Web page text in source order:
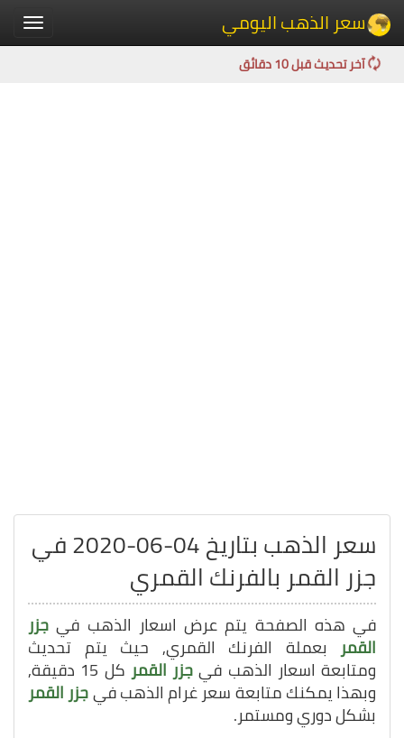
Toggle سعر الذهب اليومي
آخر تحديث قبل 10 دقائق
سعر الذهب بتاريخ 04-06-2020 في
جزر القمر بالفرنك القمري
في هذه الصفحة يتم عرض اسعار الذهب في جزر
القمر بعملة الفرنك القمري, حيث يتم تحديث
ومتابعة اسعار الذهب فيجزر القمر كل 15 دقيقة,
وبهذا يمكنك متابعة سعر غرام الذهب فيجزر القمر
بشكل دوري ومستمر.